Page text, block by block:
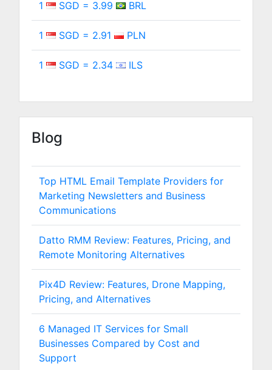
1 SGD = 3.99 BRL
1 SGD = 2.91 PLN
1 SGD = 2.34 ILS
Blog
Top HTML Email Template Providers for
Marketing Newsletters and Business
Communications
Datto RMM Review: Features, Pricing, and
Remote Monitoring Alternatives
Pix4D Review: Features, Drone Mapping,
Pricing, and Alternatives
6 Managed IT Services for Small
Businesses Compared by Cost and
Support